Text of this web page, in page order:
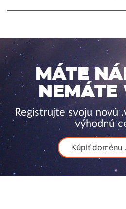
MÁTE
NEMÁTE
Registrujte svoju novú
výhodnú
Kúpiť doménu